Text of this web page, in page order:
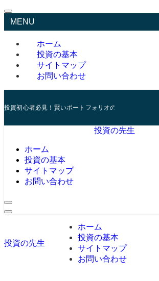
MENU
ホーム
投資の基本
サイトマップ
お問い合わせ
投資初心者必見！賢いポートフォリオの組み方とリスク
投資の先生
ホーム
投資の基本
サイトマップ
お問い合わせ
投資の先生
ホーム
投資の基本
サイトマップ
お問い合わせ